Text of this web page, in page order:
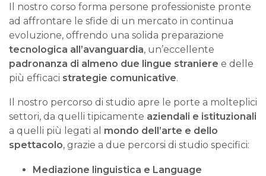
Il nostro corso forma persone professioniste pronte
ad affrontare le sfide di un mercato in continua
evoluzione, offrendo una solida preparazione
tecnologica all’avanguardia, un’eccellente
padronanza di almeno due lingue straniere e delle
più efficaci strategie comunicative.
Il nostro percorso di studio apre le porte a molteplici
settori, da quelli tipicamente aziendali e istituzionali
a quelli più legati al mondo dell’arte e dello
spettacolo, grazie a due percorsi di studio specifici:
Mediazione linguistica e Language